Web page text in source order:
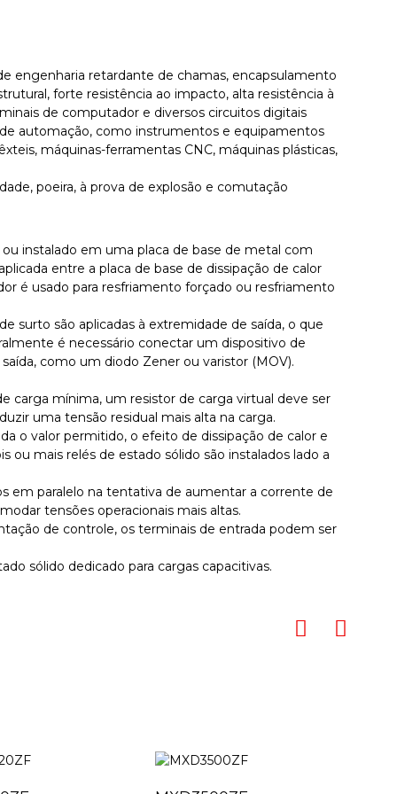
engenharia retardante de chamas, encapsulamento
forte resistência ao impacto, alta resistência à
de computador e diversos circuitos digitais
automação, como instrumentos e equipamentos
máquinas-ferramentas CNC, máquinas plásticas,
poeira, à prova de explosão e comutação
instalado em uma placa de base de metal com
entre a placa de base de dissipação de calor
é usado para resfriamento forçado ou resfriamento
surto são aplicadas à extremidade de saída, o que
é necessário conectar um dispositivo de
como um diodo Zener ou varistor (MOV).
carga mínima, um resistor de carga virtual deve ser
uma tensão residual mais alta na carga.
o valor permitido, o efeito de dissipação de calor e
ou mais relés de estado sólido são instalados lado a
​​em paralelo na tentativa de aumentar a corrente de
tensões operacionais mais altas.
de controle, os terminais de entrada podem ser
sólido dedicado para cargas capacitivas.